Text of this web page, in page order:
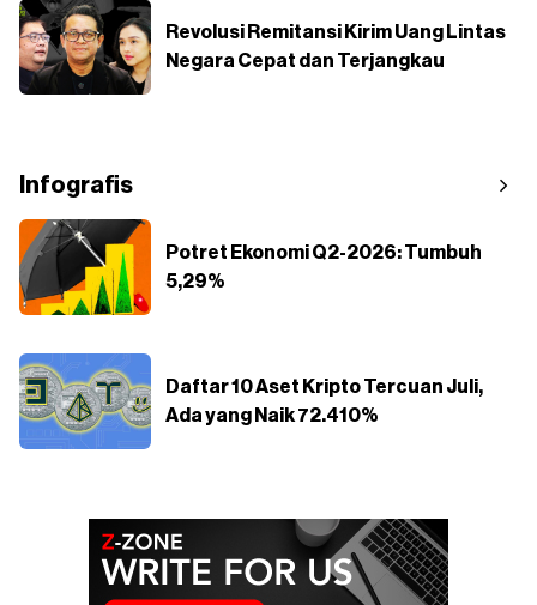
Revolusi Remitansi Kirim Uang Lintas
Negara Cepat dan Terjangkau
Infografis
Potret Ekonomi Q2-2026: Tumbuh
5,29%
Daftar 10 Aset Kripto Tercuan Juli,
Ada yang Naik 72.410%